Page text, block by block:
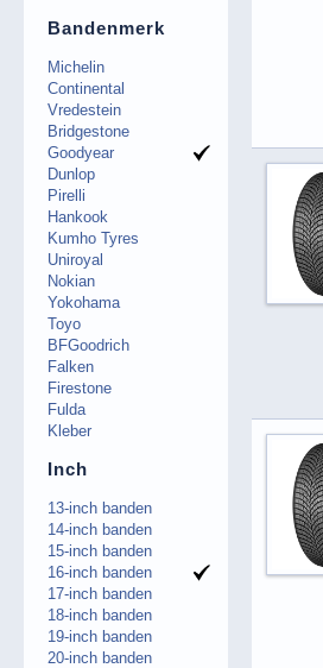
Bandenmerk
Michelin
Continental
Vredestein
Bridgestone
Goodyear
Dunlop
Pirelli
Hankook
Kumho Tyres
Uniroyal
Nokian
Yokohama
Toyo
BFGoodrich
Falken
Firestone
Fulda
Kleber
Inch
13-inch banden
14-inch banden
15-inch banden
16-inch banden
17-inch banden
18-inch banden
19-inch banden
20-inch banden